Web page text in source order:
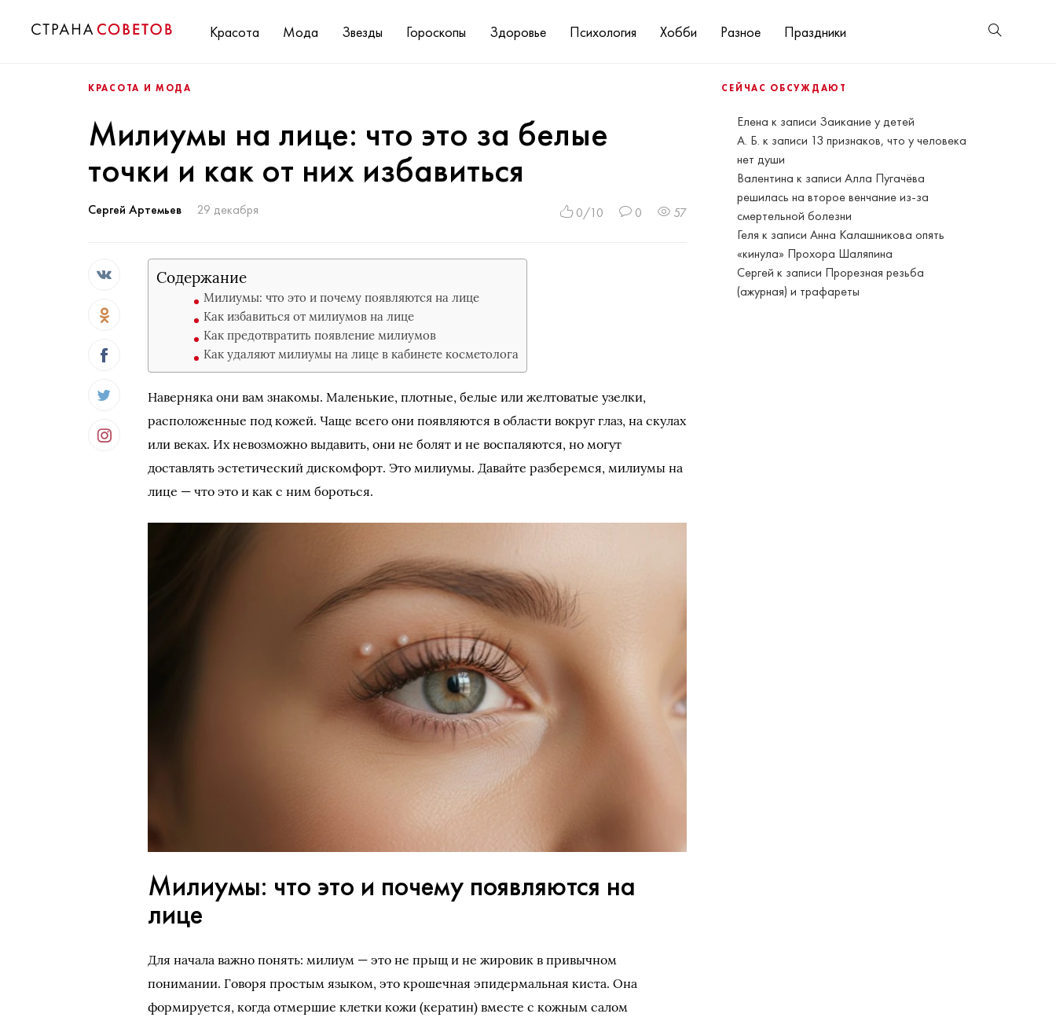
Красота Мода Звезды Гороскопы Здоровье Психология Хобби Разное Праздники
СЕЙЧАС ОБСУЖДАЮТ
Елена к записи Заикание у детей
А. Б. к записи 13 признаков, что у человека
нет души
Валентина к записиАлла Пугачёва
решилась на второе венчание из-за
смертельной болезни
Геля к записиАнна Калашникова опять
«кинула» Прохора Шаляпина
Сергей к записи Прорезная резьба
(ажурная) и трафареты
КРАСОТА И МОДА
Милиумы на лице: что это за белые
точки и как от них избавиться
Сергей Артемьев 29 декабря 0/10 0 57
Содержание
Милиумы: что это и почему появляются на лице
Как избавиться от милиумов на лице
Как предотвратить появление милиумов
Как удаляют милиумы на лице в кабинете косметолога
Наверняка они вам знакомы. Маленькие, плотные, белые или желтоватые узелки,
расположенные под кожей. Чаще всего они появляются в области вокруг глаз, на скулах
или веках. Их невозможно выдавить, они не болят и не воспаляются, но могут
доставлять эстетический дискомфорт. Это милиумы. Давайте разберемся, милиумы на
лице — что это и как с ним бороться.
Милиумы: что это и почему появляются на
лице
Для начала важно понять: милиум — это не прыщ и не жировик в привычном
понимании. Говоря простым языком, это крошечная эпидермальная киста. Она
формируется, когда отмершие клетки кожи (кератин) вместе с кожным салом